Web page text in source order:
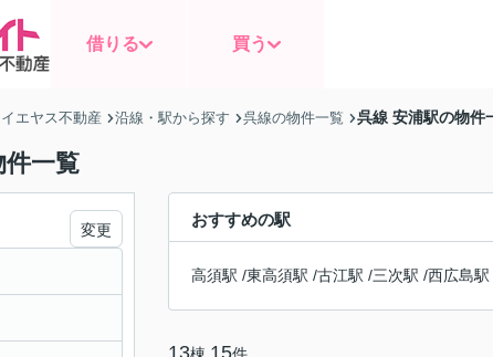
借りる 買う
エヤス不動産 沿線・駅から探す 呉線の物件一覧 呉線 安浦駅の物件
件一覧
おすすめの駅
高須駅 /東高須駅 /古江駅 /三次駅 /西広島駅
13棟 15件
変更